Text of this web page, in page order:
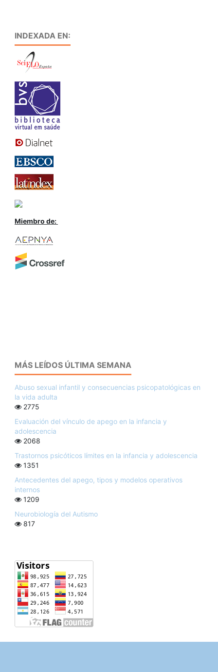
INDEXADA EN:
Miembro de:
MÁS LEÍDOS ÚLTIMA SEMANA
Abuso sexual infantil y consecuencias psicopatológicas en
la vida adulta
2775
Evaluación del vínculo de apego en la infancia y
adolescencia
2068
Trastornos psicóticos límites en la infancia y adolescencia
1351
Antecedentes del apego, tipos y modelos operativos
internos
1209
Neurobiología del Autismo
817